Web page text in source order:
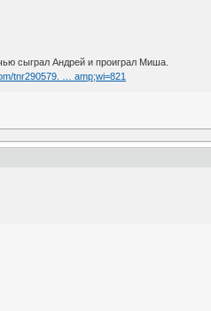
сыграл Андрей и проиграл Миша.
tnr290579. … amp;wi=821